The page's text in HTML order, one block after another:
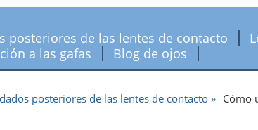
posteriores de las lentes de contacto
a las gafas
Blog de ojos
posteriores de las lentes de contacto Cómo